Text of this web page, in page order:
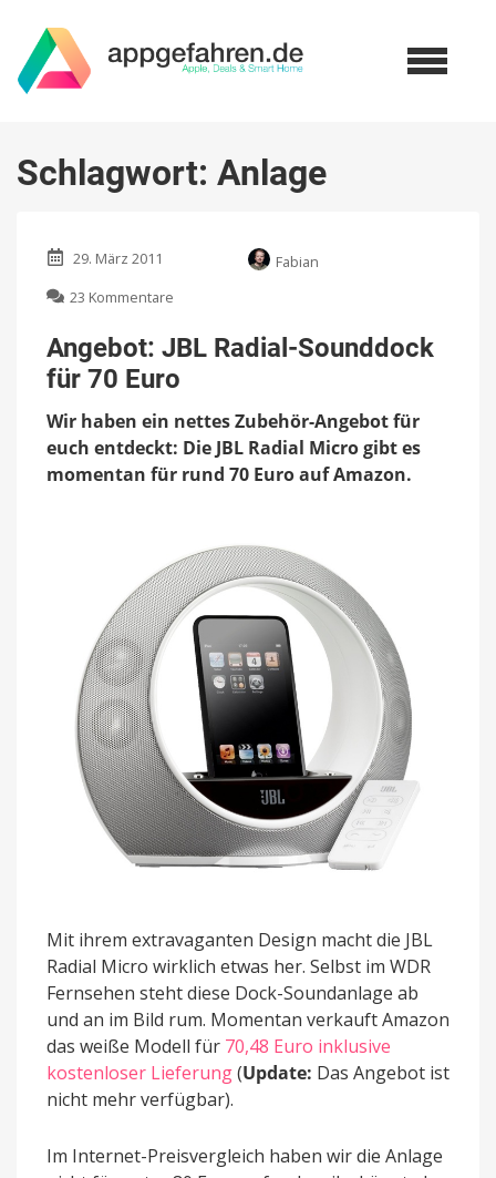
Schlagwort: Anlage
29. März 2011
Fabian
23 Kommentare
JBL
Radial-
Sounddock
70
Euro
Angebot: JBL Radial-Sounddock
für 70 Euro
Wir haben ein nettes Zubehör-Angebot für
euch entdeckt: Die JBL Radial Micro gibt es
momentan für rund 70 Euro auf Amazon.
Mit ihrem extravaganten Design macht die JBL
Radial Micro wirklich etwas her. Selbst im WDR
Fernsehen steht diese Dock-Soundanlage ab
und an im Bild rum. Momentan verkauft Amazon
das weiße Modell für 70,48 Euro inklusive
kostenloser Lieferung(Update: Das Angebot ist
nicht mehr verfügbar).
Im Internet-Preisvergleich haben wir die Anlage